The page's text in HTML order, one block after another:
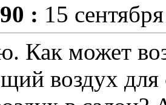
: 15
Как может
воздух для